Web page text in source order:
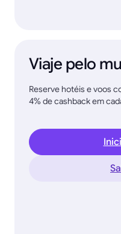
Viaje pelo
Reserve hotéis e voos
4% de cashback em